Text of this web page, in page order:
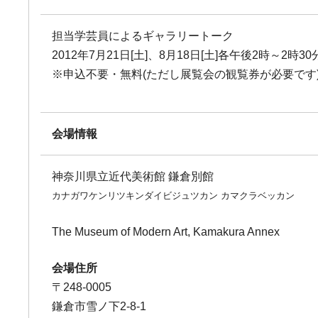
担当学芸員によるギャラリートーク
2012年7月21日[土]、8月18日[土]各午後2時～2時30
※申込不要・無料(ただし展覧会の観覧券が必要で
会場情報
神奈川県立近代美術館 鎌倉別館
カナガワケンリツキンダイビジュツカン カマクラベッカン
The Museum of Modern Art, Kamakura Annex
会場住所
〒248-0005
鎌倉市雪ノ下2-8-1